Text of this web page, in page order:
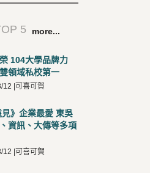
5 more...
104大學品牌力
領域私校第一
12 |可喜可賀
》企業最愛 東吳
資訊、大傳等多項
12 |可喜可賀